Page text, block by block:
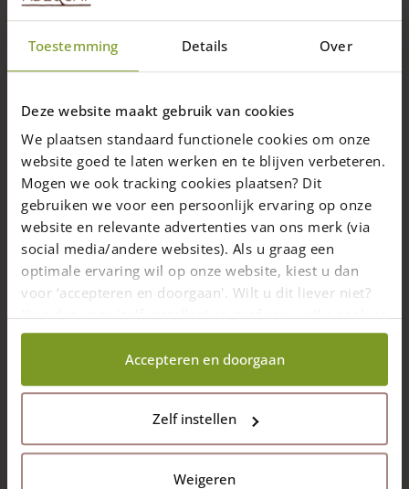
Toestemming Details Over
Deze website maakt gebruik van cookies
We plaatsen standaard functionele cookies om onze
website goed te laten werken en te blijven verbeteren.
Mogen we ook tracking cookies plaatsen? Dit
gebruiken we voor een persoonlijk ervaring op onze
website en relevante advertenties van ons merk (via
social media/andere websites). Als u graag een
optimale ervaring wil op onze website, kiest u dan
voor ‘accepteren en doorgaan'. Wilt u dit liever niet?
Kies dan voor ‘zelf instellen’ en geef aan welke cookies
wij wel mogen verzamelen.
Accepteren en doorgaan
Zelf instellen
Weigeren
Babyweide van robinia palen en robinia
09-01-2026
Voor een kinderdagverblijf in Utrecht heb ik een
babyweide gemaakt van robinia palen en robinia
schaaldelen. De ondergrond bestaat uit valdemping
matten met daarboven kunstgras. De natuurlijke
uitstraling van het hout geeft de speelplaats een warm en
sfeervol karakter.
Beeldhouwplek Carla van Olst
11-05-2025